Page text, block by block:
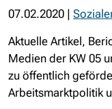
07.02.2020 |
Aktuelle Artikel,
Medien der KW 05
zu öffentlich
Arbeitsmarktpolitik